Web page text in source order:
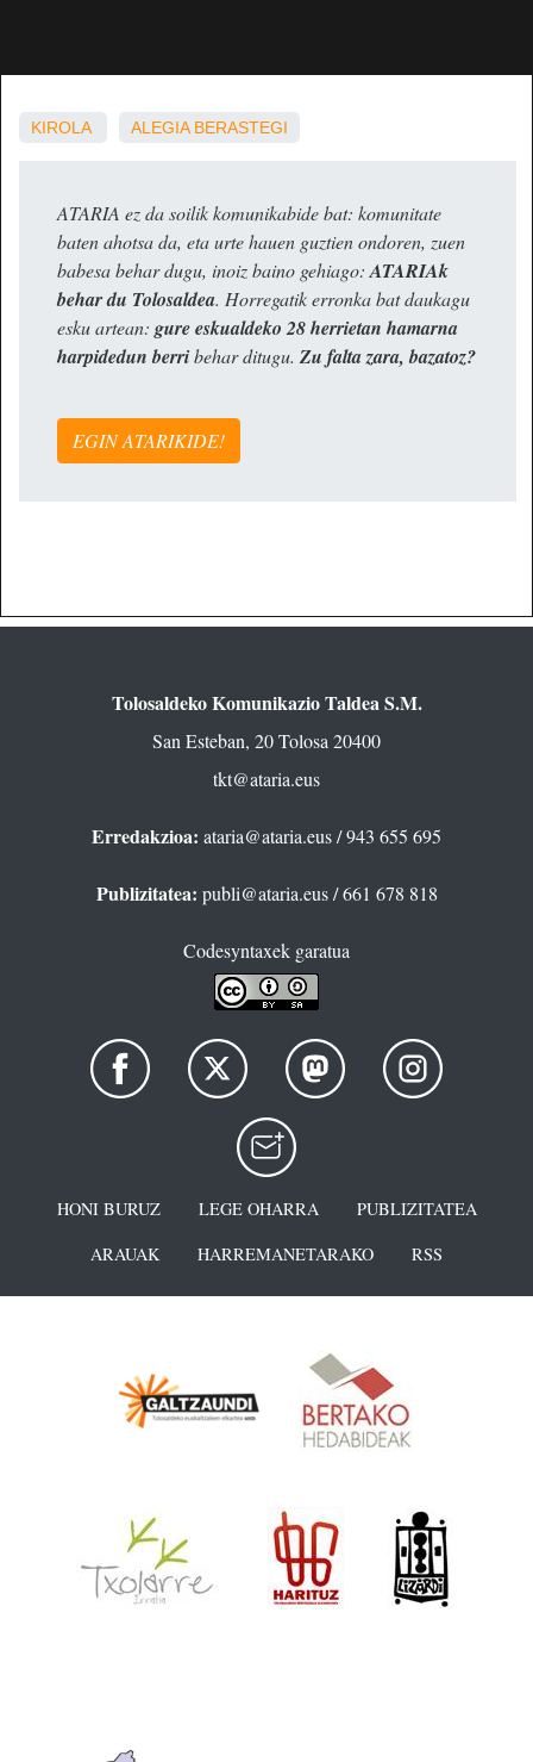
KIROLA ALEGIA BERASTEGI
ATARIA ez da soilik komunikabide bat: komunitate
baten ahotsa da, eta urte hauen guztien ondoren, zuen
babesa behar dugu, inoiz baino gehiago: ATARIAk
behar du Tolosaldea. Horregatik erronka bat daukagu
esku artean: gure eskualdeko 28 herrietan hamarna
harpidedun berribehar ditugu. Zu falta zara, bazatoz?
EGIN ATARIKIDE!
Tolosaldeko Komunikazio Taldea S.M.
San Esteban, 20 Tolosa 20400
tkt@ataria.eus
Erredakzioa: ataria@ataria.eus/ 943 655 695
Publizitatea: publi@ataria.eus/ 661 678 818
Codesyntaxek garatua
HONI BURUZ LEGE OHARRA
PUBLIZITATEA
ARAUAK
HARREMANETARAKO RSS